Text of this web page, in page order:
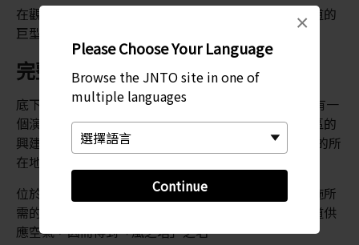
Please Choose Your Language
Browse the JNTO site in one of
multiple languages
Continue
×
在觀景台上，還可近距離觀看挖掘東京灣跨海公路隧道的
巨型切割機。
完整的設施範圍
底下三層是停車場，可容納 500 輛轎車與貨車。五樓有一
個演講廳，裡面講述東京灣跨海公路和海螢火蟲停車區的
興建歷程。這裡也是東京灣調頻電台與 Inter FM 電台的所
在地。
位於海螢火蟲停車區及川崎市之間的一座高塔供應設施所
需的空氣。海螢火蟲停車區和川崎之間有一座塔給隧道供
應空氣，因而得到「風之塔」之名。